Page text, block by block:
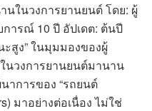
ในวงการยานยนต์ โดย: ผู้
ารณ์ 10 ปี อัปเดต: ต้นปี
สูง” ในมุมมองของผู้
นวงการยานยนต์มานาน
าการของ “รถยนต์
มาอย่างต่อเนื่อง ไม่ใช่